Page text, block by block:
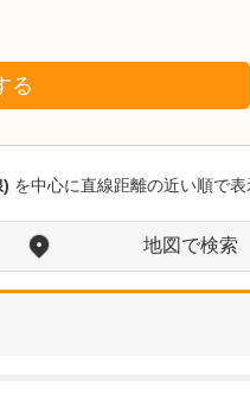
る
) を中心に直線距離の近い順で
地図で検索
愛知県岡崎市
わたなべ整形リハビリ
クリニック名にも入
を非常に重視していら
整形外科医として、患